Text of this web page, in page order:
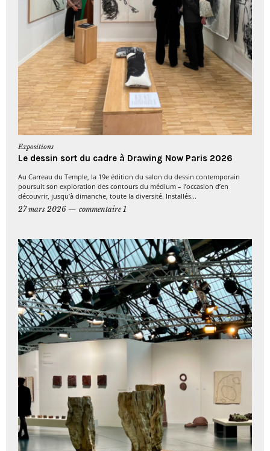
Expositions
Le dessin sort du cadre à Drawing Now Paris 2026
Au Carreau du Temple, la 19e édition du salon du dessin contemporain
poursuit son exploration des contours du médium – l’occasion d’en
découvrir, jusqu’à dimanche, toute la diversité. Installés...
27 mars 2026
commentaire 1